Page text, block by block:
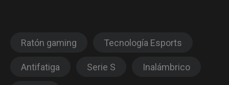
Ratón gaming Tecnología Esports
Antifatiga Serie S Inalámbrico